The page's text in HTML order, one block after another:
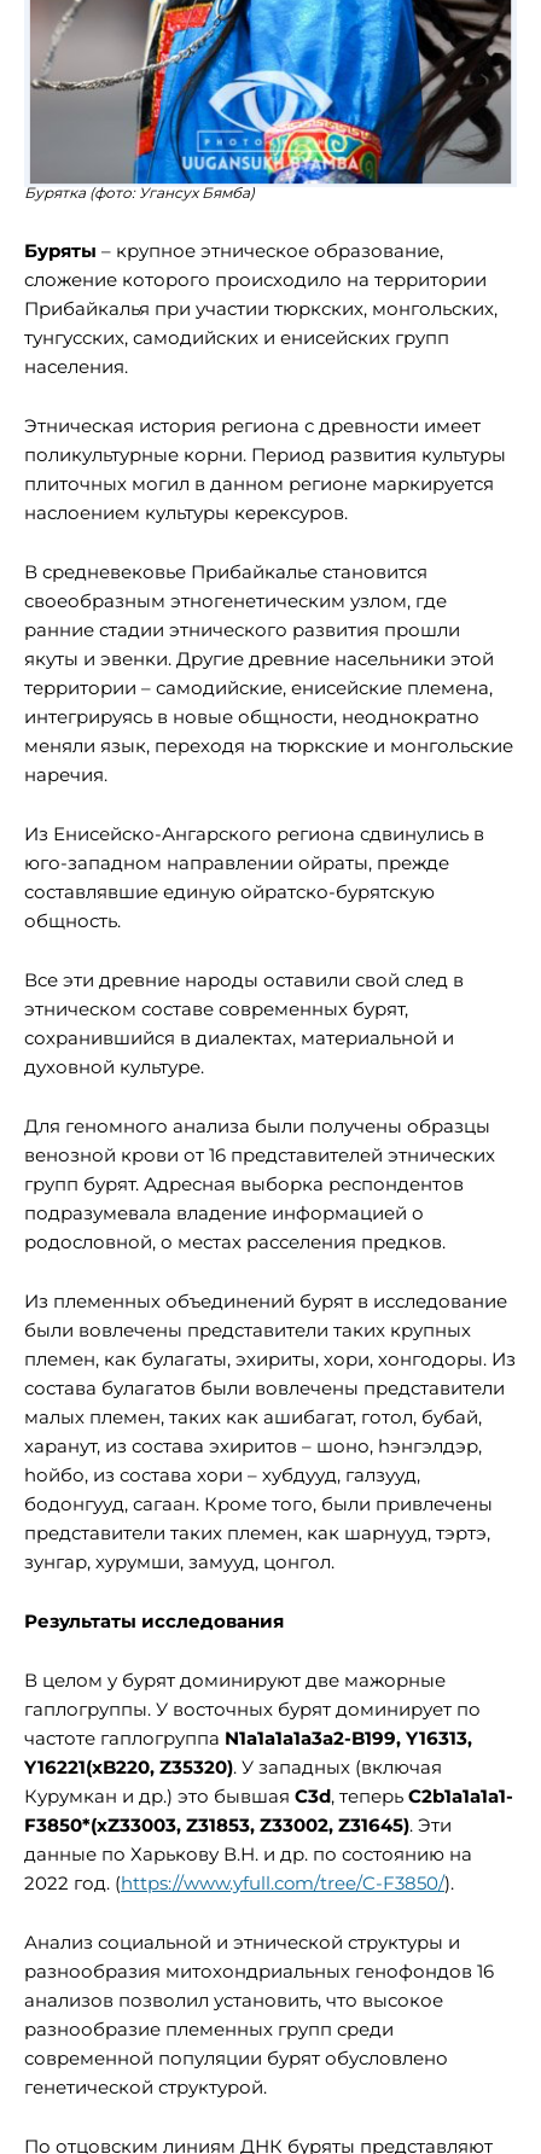
Бурятка (фото: Угансух Бямба)
Буряты – крупное этническое образование,
сложение которого происходило на территории
Прибайкалья при участии тюркских, монгольских,
тунгусских, самодийских и енисейских групп
населения.
Этническая история региона с древности имеет
поликультурные корни. Период развития культуры
плиточных могил в данном регионе маркируется
наслоением культуры керексуров.
В средневековье Прибайкалье становится
своеобразным этногенетическим узлом, где
ранние стадии этнического развития прошли
якуты и эвенки. Другие древние насельники этой
территории – самодийские, енисейские племена,
интегрируясь в новые общности, неоднократно
меняли язык, переходя на тюркские и монгольские
наречия.
Из Енисейско-Ангарского региона сдвинулись в
юго-западном направлении ойраты, прежде
составлявшие единую ойратско-бурятскую
общность.
Все эти древние народы оставили свой след в
этническом составе современных бурят,
сохранившийся в диалектах, материальной и
духовной культуре.
Для геномного анализа были получены образцы
венозной крови от 16 представителей этнических
групп бурят. Адресная выборка респондентов
подразумевала владение информацией о
родословной, о местах расселения предков.
Из племенных объединений бурят в исследование
были вовлечены представители таких крупных
племен, как булагаты, эхириты, хори, хонгодоры. Из
состава булагатов были вовлечены представители
малых племен, таких как ашибагат, готол, бубай,
харанут, из состава эхиритов – шоно, hэнгэлдэр,
hойбо, из состава хори – хубдууд, галзууд,
бодонгууд, сагаан. Кроме того, были привлечены
представители таких племен, как шарнууд, тэртэ,
зунгар, хурумши, замууд, цонгол.
Результаты исследования
В целом у бурят доминируют две мажорные
гаплогруппы. У восточных бурят доминирует по
частоте гаплогруппа N1a1a1a1a3a2-B199, Y16313,
Y16221(xB220, Z35320). У западных (включая
Курумкан и др.) это бывшая C3d, теперь C2b1a1a1a1-
F3850*(xZ33003, Z31853, Z33002, Z31645). Эти
данные по Харькову В.Н. и др. по состоянию на
2022 год. (https://www.yfull.com/tree/C-F3850/).
Анализ социальной и этнической структуры и
разнообразия митохондриальных генофондов 16
анализов позволил установить, что высокое
разнообразие племенных групп среди
современной популяции бурят обусловлено
генетической структурой.
По отцовским линиям ДНК буряты представляют